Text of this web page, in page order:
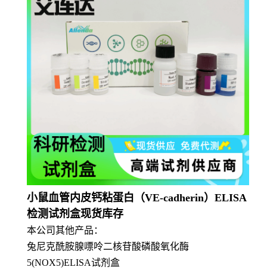
小鼠血管内皮钙粘蛋白（VE-cadherin）ELISA
检测试剂盒现货库存
本公司其他产品：
兔尼克酰胺腺嘌呤二核苷酸磷酸氧化酶
5(NOX5)ELISA试剂盒